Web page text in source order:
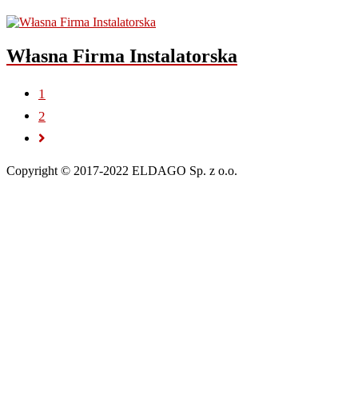
Własna Firma Instalatorska
1
2
Copyright © 2017-2022 ELDAGO Sp. z o.o.